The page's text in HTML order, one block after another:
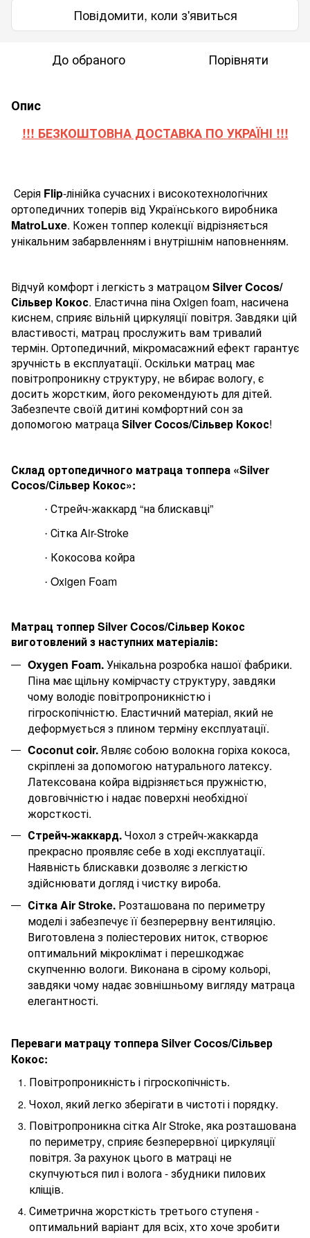
Повідомити, коли з'явиться
До обраного Порівняти
Опис
!!! БЕЗКОШТОВНА ДОСТАВКА ПО УКРАЇНІ !!!
Серія Flip-лінійка сучасних і високотехнологічних
ортопедичних топерів від Українського виробника
MatroLuxe. Кожен топпер колекції відрізняється
унікальним забарвленням і внутрішнім наповненням.
Відчуй комфорт і легкість з матрацомSilverCocos/
Сільвер Кокос. Еластична піна Oxigen foam, насичена
киснем, сприяє вільній циркуляції повітря. Завдяки цій
властивості, матрац прослужить вам тривалий
термін. Ортопедичний, мікромасажний ефект гарантує
зручність в експлуатації. Оскільки матрац має
повітропроникну структуру, не вбирає вологу, є
досить жорстким, його рекомендують для дітей.
Забезпечте своїй дитині комфортний сон за
допомогою матрацаSilverCocos/Сільвер Кокос!
Склад ортопедичного матраца топпера «Silver
Cocos/Сільвер Кокос»:
· Стрейч-жаккард “на блискавці”
· СіткаAir-Stroke
· Кокосова койра
· Oxigen Foam
Матрац топперSilverCocos/Сільвер Кокос
виготовлений з наступних матеріалів:
Oxygen Foam.Унікальна розробка нашої фабрики.
Піна має щільну комірчасту структуру, завдяки
чому володіє повітропроникністю і
гігроскопічністю. Еластичний матеріал, який не
деформується з плином терміну експлуатації.
Coconut coir.Являє собою волокна горіха кокоса,
скріплені за допомогою натурального латексу.
Латексована койра відрізняється пружністю,
довговічністю і надає поверхні необхідної
жорсткості.
Стрейч-жаккард.Чохол з стрейч-жаккарда
прекрасно проявляє себе в ході експлуатації.
Наявність блискавки дозволяє з легкістю
здійснювати догляд і чистку вироба.
Сітка Air Stroke. Розташована по периметру
моделі і забезпечує її безперервну вентиляцію.
Виготовлена ​​з поліестерових ниток, створює
оптимальний мікроклімат і перешкоджає
скупченню вологи. Виконана в сірому кольорі,
завдяки чому надає зовнішньому вигляду матраца
елегантності.
Переваги матрацу топпераSilverCocos/Сільвер
Кокос:
Повітропроникність і гігроскопічність.
Чохол, який легко зберігати в чистоті і порядку.
Повітропроникна сітка Air Stroke, яка розташована
по периметру, сприяє безперервної циркуляції
повітря. За рахунок цього в матраці не
скупчуються пил і волога - збудники пилових
кліщів.
Симетрична жорсткість третього ступеня -
оптимальний варіант для всіх, хто хоче зробити